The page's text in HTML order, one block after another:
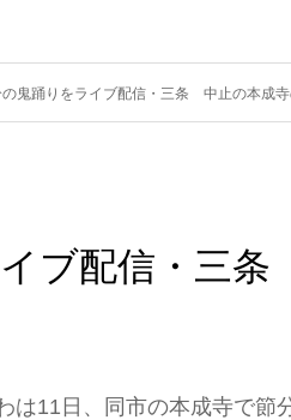
の鬼踊りをライブ配信・三条 中止の本成
ブ配信・三
は11日、同市の本成寺で節